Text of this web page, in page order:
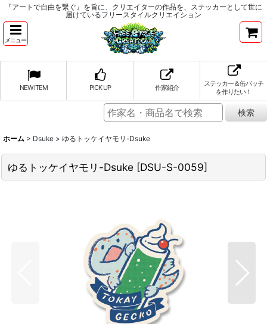
『アートで自由を繋ぐ』を旨に、クリエイターの作品を、ステッカーとして世に
届けているフリースタイルクリエイション
メニュー
NEW ITEM PICK UP 作家紹介
ステッカー＆缶バッチ
を作りたい！
ホーム > Dsuke > ゆるトッケイヤモリ-Dsuke
ゆるトッケイヤモリ-Dsuke [DSU-S-0059]